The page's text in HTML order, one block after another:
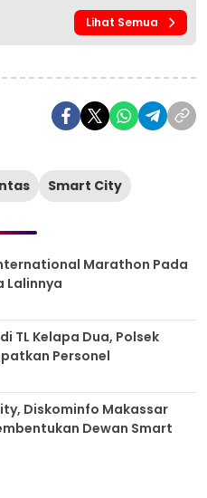
Lihat Semua
Smart City
Marathon Pada
Lalinnya
TL Kelapa Dua, Polsek
Personel
Diskominfo Makassar
Dewan Smart